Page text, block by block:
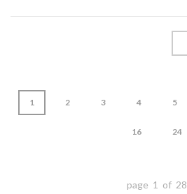
1 2 3 4 5
16 24
page 1 of 28